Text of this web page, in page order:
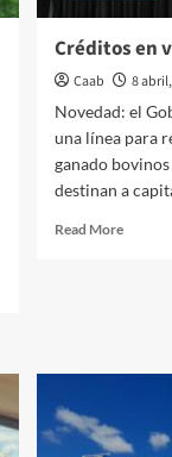
Créditos en
Caab 8
Novedad: el
una línea para
ganado
destinan a
Read MoreRead